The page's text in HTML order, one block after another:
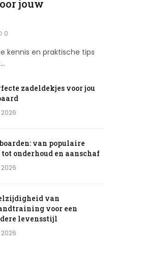
jouw
0
kennis en praktische tips
zadeldekjes voor jou
2026
van populaire
tot onderhoud en aanschaf
2026
van
voor een
levensstijl
2026